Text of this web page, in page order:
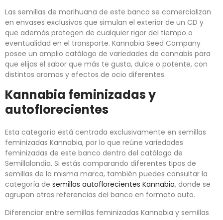
Las semillas de marihuana de este banco se comercializan
en envases exclusivos que simulan el exterior de un CD y
que además protegen de cualquier rigor del tiempo o
eventualidad en el transporte. Kannabia Seed Company
posee un amplio catálogo de variedades de cannabis para
que elijas el sabor que más te gusta, dulce o potente, con
distintos aromas y efectos de ocio diferentes.
Kannabia feminizadas y
autoflorecientes
Esta categoría está centrada exclusivamente en semillas
feminizadas Kannabia, por lo que reúne variedades
feminizadas de este banco dentro del catálogo de
Semillalandia. Si estás comparando diferentes tipos de
semillas de la misma marca, también puedes consultar la
categoría de semillas autoflorecientes Kannabia, donde se
agrupan otras referencias del banco en formato auto.
Diferenciar entre semillas feminizadas Kannabia y semillas